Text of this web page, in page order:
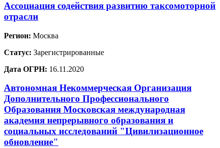
Ассоциация содействия развитию таксомоторной
отрасли
Регион: Москва
Статус: Зарегистрированные
Дата ОГРН: 16.11.2020
Автономная Некоммерческая Организация
Дополнительного Профессионального
Образования Московская международная
академия непрерывного образования и
социальных исследований "Цивилизационное
обновление"